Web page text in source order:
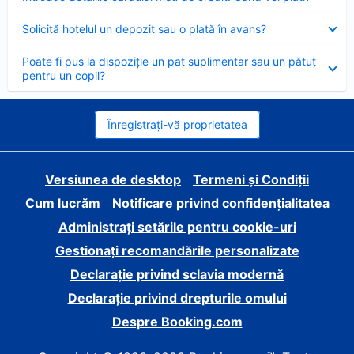
Solicită hotelul un depozit sau o plată în avans?
închis
Poate fi pus la dispoziție un pat suplimentar sau un pătuț
pentru un copil?
închis
Înregistrați-vă proprietatea
Versiunea de desktop
Termeni și Condiții
Cum lucrăm
Notificare privind confidențialitatea
Administrați setările pentru cookie-uri
Gestionați recomandările personalizate
Declarație privind sclavia modernă
Declarație privind drepturile omului
Despre Booking.com